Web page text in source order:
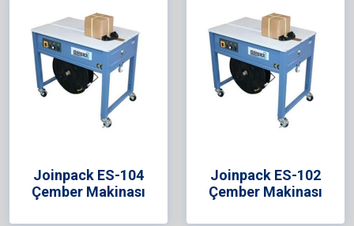
Joinpack ES-104
Çember Makinası
Joinpack ES-102
Çember Makinası